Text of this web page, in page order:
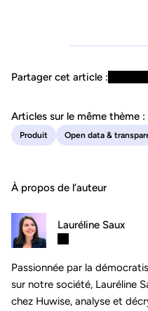
Partager cet article :
Articles sur le même thème :
Produit Open data &
À propos de l’auteur
Lauréline Saux
Passionnée par la
sur notre société, Lauréline
chez Huwise, analyse et